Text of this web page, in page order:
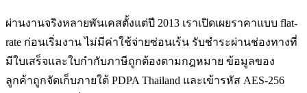
ผ่านงานจริงหลายพันเคสตั้งแต่ปี 2013 เราเปิดเผยราคาแบบ flat-
rate ก่อนเริ่มงาน ไม่มีค่าใช้จ่ายซ่อนเร้น รับชำระผ่านช่องทางที่
มีใบเสร็จและใบกำกับภาษีถูกต้องตามกฎหมาย ข้อมูลของ
ลูกค้าถูกจัดเก็บภายใต้ PDPA Thailand และเข้ารหัส AES-256